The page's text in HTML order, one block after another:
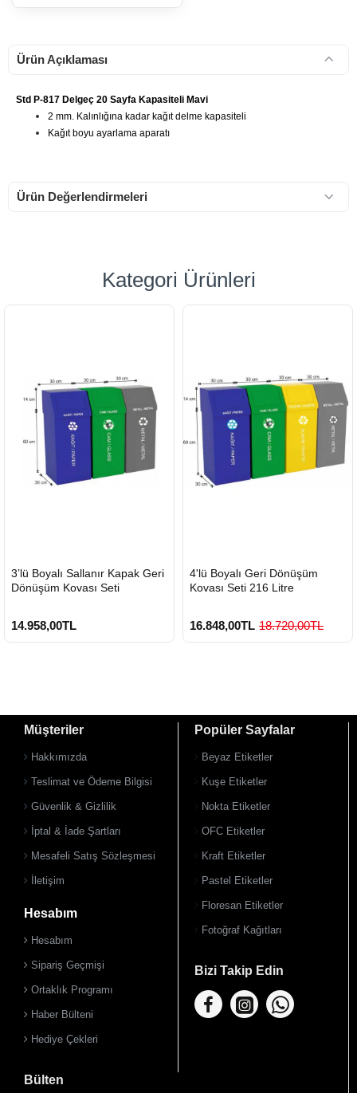
Ürün Açıklaması
Std P-817 Delgeç 20 Sayfa Kapasiteli Mavi
2 mm. Kalınlığına kadar kağıt delme kapasiteli
Kağıt boyu ayarlama aparatı
Ürün Değerlendirmeleri
Kategori Ürünleri
GÖNDERİ
3’lü Boyalı Sallanır Kapak Geri
Dönüşüm Kovası Seti
14.958,00TL
GÖNDERİ
4'lü Boyalı Geri Dönüşüm
Kovası Seti 216 Litre
16.848,00TL 18.720,00TL
Müşteriler
Hakkımızda
Teslimat ve Ödeme Bilgisi
Güvenlik & Gizlilik
İptal & İade Şartları
Mesafeli Satış Sözleşmesi
İletişim
Hesabım
Hesabım
Sipariş Geçmişi
Ortaklık Programı
Haber Bülteni
Hediye Çekleri
Popüler Sayfalar
Beyaz Etiketler
Kuşe Etiketler
Nokta Etiketler
OFC Etiketler
Kraft Etiketler
Pastel Etiketler
Floresan Etiketler
Fotoğraf Kağıtları
Bizi Takip Edin
Bülten